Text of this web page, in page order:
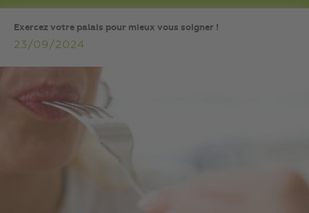
Exercez votre palais pour mieux vous soigner !
23/09/2024